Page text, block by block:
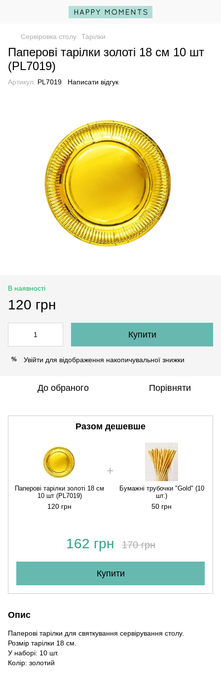
Сервіровка столу Тарілки
Паперові тарілки золоті 18 см 10 шт
(PL7019)
Артикул: PL7019 Написати відгук
В наявності
120 грн
Купити
% Увійти для відображення накопичувальної знижки
До обраного Порівняти
Разом дешевше
Паперові тарілки золоті 18 см
10 шт (PL7019)
120 грн
Бумажні трубочки "Gold" (10
шт.)
50 грн
162 грн 170 грн
Купити
Опис
Паперові тарілки для святкування сервірування столу.
Розмір тарілки 18 см.
У наборі: 10 шт.
Колір: золотий